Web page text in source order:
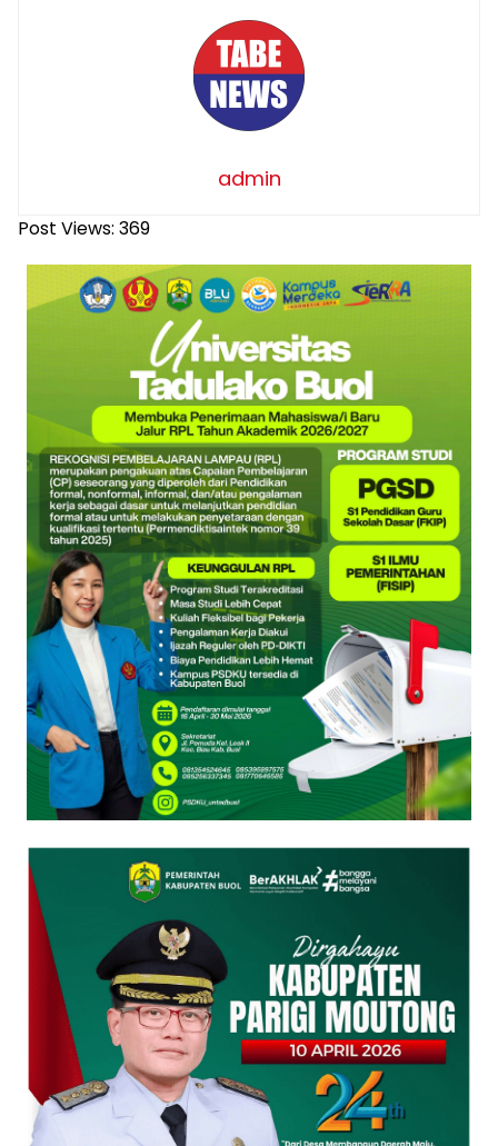
admin
Post Views: 369